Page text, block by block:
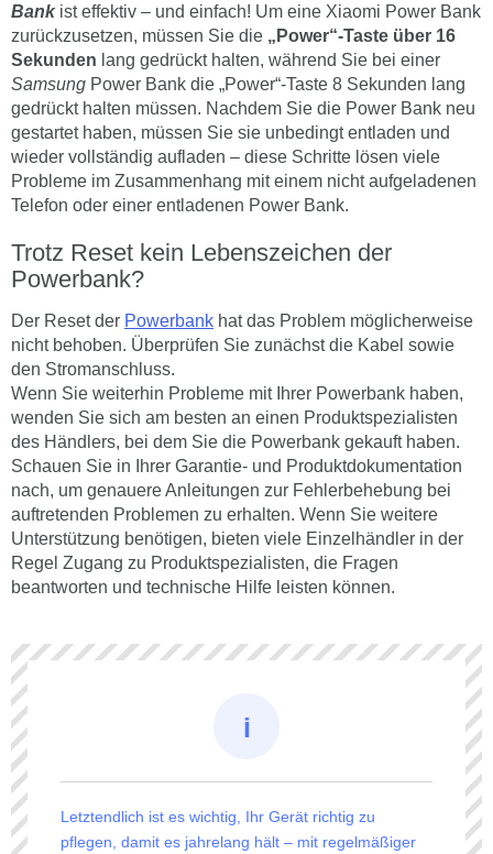
Bankist effektiv – und einfach! Um eine Xiaomi Power Bank
zurückzusetzen, müssen Sie die „Power“-Taste über 16
Sekunden lang gedrückt halten, während Sie bei einer
Samsung Power Bank die „Power“-Taste 8 Sekunden lang
gedrückt halten müssen. Nachdem Sie die Power Bank neu
gestartet haben, müssen Sie sie unbedingt entladen und
wieder vollständig aufladen – diese Schritte lösen viele
Probleme im Zusammenhang mit einem nicht aufgeladenen
Telefon oder einer entladenen Power Bank.
Trotz Reset kein Lebenszeichen der
Powerbank?
Der Reset der Powerbank hat das Problem möglicherweise
nicht behoben. Überprüfen Sie zunächst die Kabel sowie
den Stromanschluss.
Wenn Sie weiterhin Probleme mit Ihrer Powerbank haben,
wenden Sie sich am besten an einen Produktspezialisten
des Händlers, bei dem Sie die Powerbank gekauft haben.
Schauen Sie in Ihrer Garantie- und Produktdokumentation
nach, um genauere Anleitungen zur Fehlerbehebung bei
auftretenden Problemen zu erhalten. Wenn Sie weitere
Unterstützung benötigen, bieten viele Einzelhändler in der
Regel Zugang zu Produktspezialisten, die Fragen
beantworten und technische Hilfe leisten können.
Letztendlich ist es wichtig, Ihr Gerät richtig zu
pflegen, damit es jahrelang hält – mit regelmäßiger